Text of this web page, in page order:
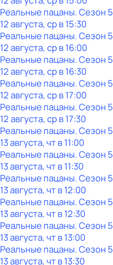
Реальные пацаны. Сезон 5
12 августа, ср в 15:30
Реальные пацаны. Сезон 5
12 августа, ср в 16:00
Реальные пацаны. Сезон 5
12 августа, ср в 16:30
Реальные пацаны. Сезон 5
12 августа, ср в 17:00
Реальные пацаны. Сезон 5
12 августа, ср в 17:30
Реальные пацаны. Сезон 5
13 августа, чт в 11:00
Реальные пацаны. Сезон 5
13 августа, чт в 11:30
Реальные пацаны. Сезон 5
13 августа, чт в 12:00
Реальные пацаны. Сезон 5
13 августа, чт в 12:30
Реальные пацаны. Сезон 5
13 августа, чт в 13:00
Реальные пацаны. Сезон 5
13 августа, чт в 13:30